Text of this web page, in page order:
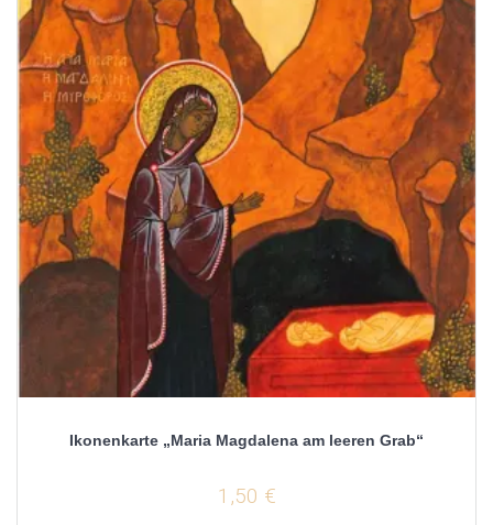
Ikonenkarte „Maria Magdalena am leeren Grab“
1,50 €